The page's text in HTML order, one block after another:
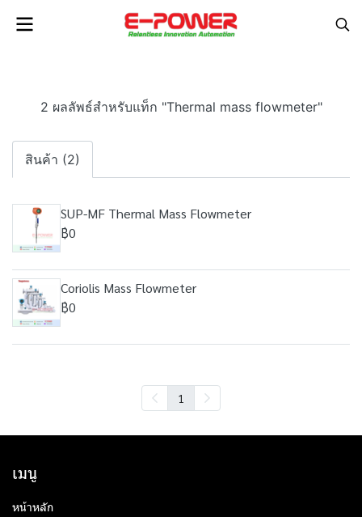
2 ผลลัพธ์สำหรับแท็ก "Thermal mass flowmeter"
สินค้า (2)
SUP-MF Thermal Mass Flowmeter
฿0
Coriolis Mass Flowmeter
฿0
1
เมนู
หน้าหลัก